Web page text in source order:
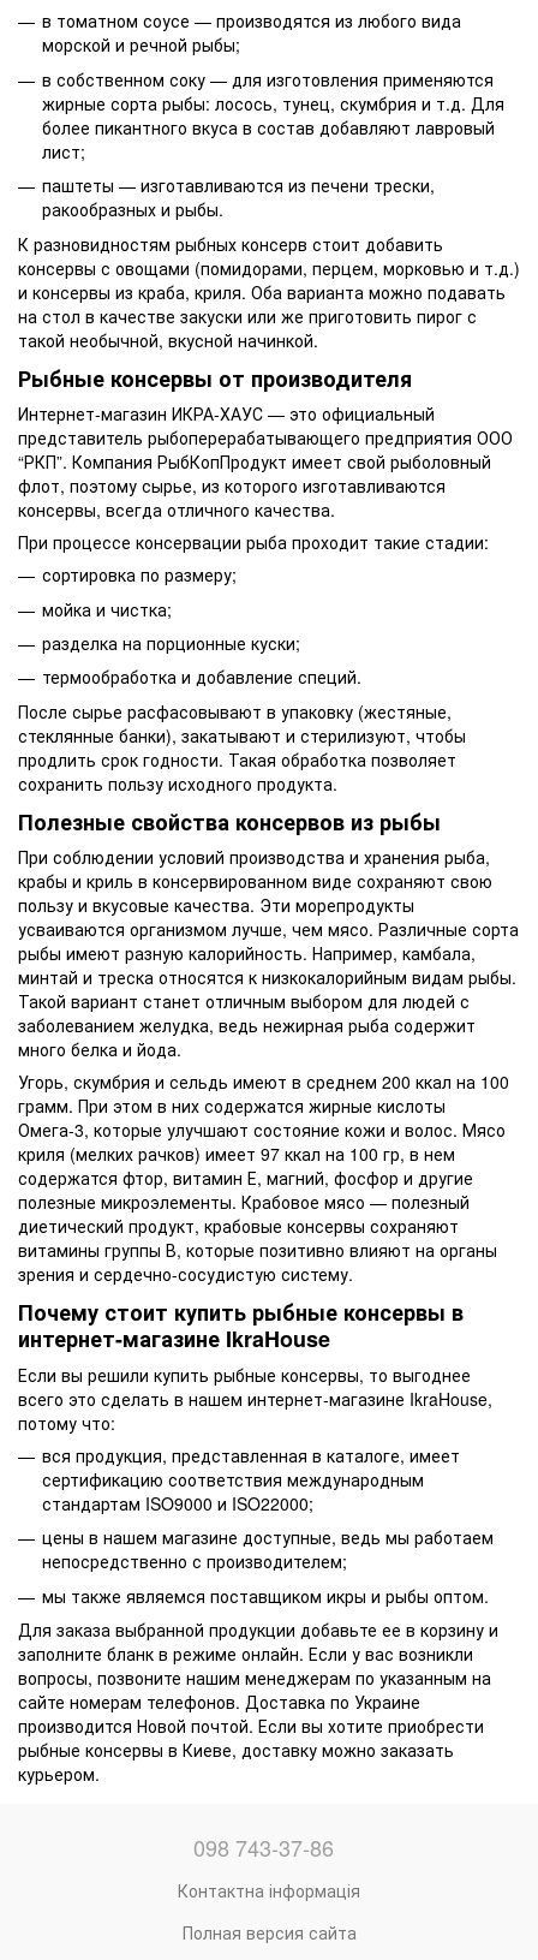
в томатном соусе — производятся из любого вида
морской и речной рыбы;
в собственном соку — для изготовления применяются
жирные сорта рыбы: лосось, тунец, скумбрия и т.д. Для
более пикантного вкуса в состав добавляют лавровый
лист;
паштеты — изготавливаются из печени трески,
ракообразных и рыбы.
К разновидностям рыбных консерв стоит добавить
консервы с овощами (помидорами, перцем, морковью и т.д.)
и консервы из краба, криля. Оба варианта можно подавать
на стол в качестве закуски или же приготовить пирог с
такой необычной, вкусной начинкой.
Рыбные консервы от производителя
Интернет-магазин ИКРА-ХАУС — это официальный
представитель рыбоперерабатывающего предприятия ООО
“РКП”. Компания РыбКопПродукт имеет свой рыболовный
флот, поэтому сырье, из которого изготавливаются
консервы, всегда отличного качества.
При процессе консервации рыба проходит такие стадии:
сортировка по размеру;
мойка и чистка;
разделка на порционные куски;
термообработка и добавление специй.
После сырье расфасовывают в упаковку (жестяные,
стеклянные банки), закатывают и стерилизуют, чтобы
продлить срок годности. Такая обработка позволяет
сохранить пользу исходного продукта.
Полезные свойства консервов из рыбы
При соблюдении условий производства и хранения рыба,
крабы и криль в консервированном виде сохраняют свою
пользу и вкусовые качества. Эти морепродукты
усваиваются организмом лучше, чем мясо. Различные сорта
рыбы имеют разную калорийность. Например, камбала,
минтай и треска относятся к низкокалорийным видам рыбы.
Такой вариант станет отличным выбором для людей с
заболеванием желудка, ведь нежирная рыба содержит
много белка и йода.
Угорь, скумбрия и сельдь имеют в среднем 200 ккал на 100
грамм. При этом в них содержатся жирные кислоты
Омега-3, которые улучшают состояние кожи и волос. Мясо
криля (мелких рачков) имеет 97 ккал на 100 гр, в нем
содержатся фтор, витамин Е, магний, фосфор и другие
полезные микроэлементы. Крабовое мясо — полезный
диетический продукт, крабовые консервы сохраняют
витамины группы В, которые позитивно влияют на органы
зрения и сердечно-сосудистую систему.
Почему стоит купить рыбные консервы в
интернет-магазине IkraHouse
Если вы решили купить рыбные консервы, то выгоднее
всего это сделать в нашем интернет-магазине IkraHouse,
потому что:
вся продукция, представленная в каталоге, имеет
сертификацию соответствия международным
стандартам ISO9000 и ISO22000;
цены в нашем магазине доступные, ведь мы работаем
непосредственно с производителем;
мы также являемся поставщиком икры и рыбы оптом.
Для заказа выбранной продукции добавьте ее в корзину и
заполните бланк в режиме онлайн. Если у вас возникли
вопросы, позвоните нашим менеджерам по указанным на
сайте номерам телефонов. Доставка по Украине
производится Новой почтой. Если вы хотите приобрести
рыбные консервы в Киеве, доставку можно заказать
курьером.
098 743-37-86
Контактна інформація
Полная версия сайта